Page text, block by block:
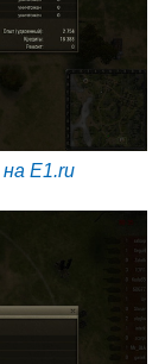
E1.ru